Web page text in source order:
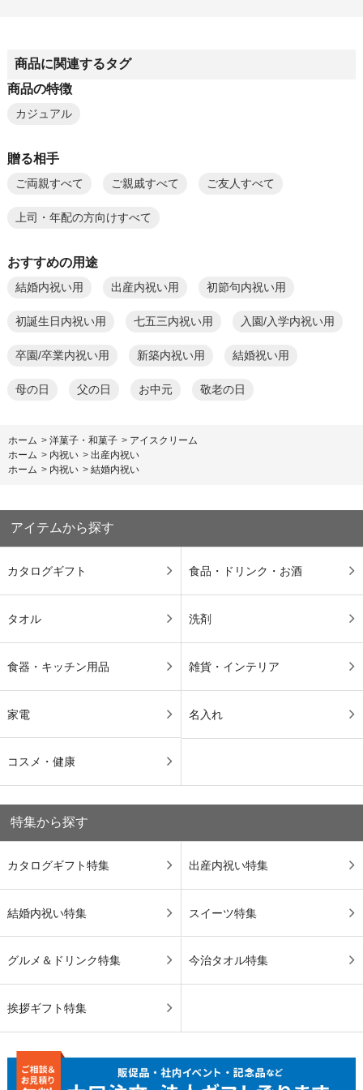
商品に関連するタグ
商品の特徴
カジュアル
贈る相手
ご両親すべて ご親戚すべて ご友人すべて
上司・年配の方向けすべて
おすすめの用途
結婚内祝い用 出産内祝い用 初節句内祝い用
初誕生日内祝い用 七五三内祝い用 入園/入学内祝い用
卒園/卒業内祝い用 新築内祝い用 結婚祝い用
母の日 父の日 お中元 敬老の日
ホーム > 洋菓子・和菓子 > アイスクリーム
ホーム > 内祝い > 出産内祝い
ホーム > 内祝い > 結婚内祝い
アイテムから探す
カタログギフト 食品・ドリンク・お酒
タオル 洗剤
食器・キッチン用品 雑貨・インテリア
家電 名入れ
コスメ・健康
特集から探す
カタログギフト特集 出産内祝い特集
結婚内祝い特集 スイーツ特集
グルメ＆ドリンク特集 今治タオル特集
挨拶ギフト特集